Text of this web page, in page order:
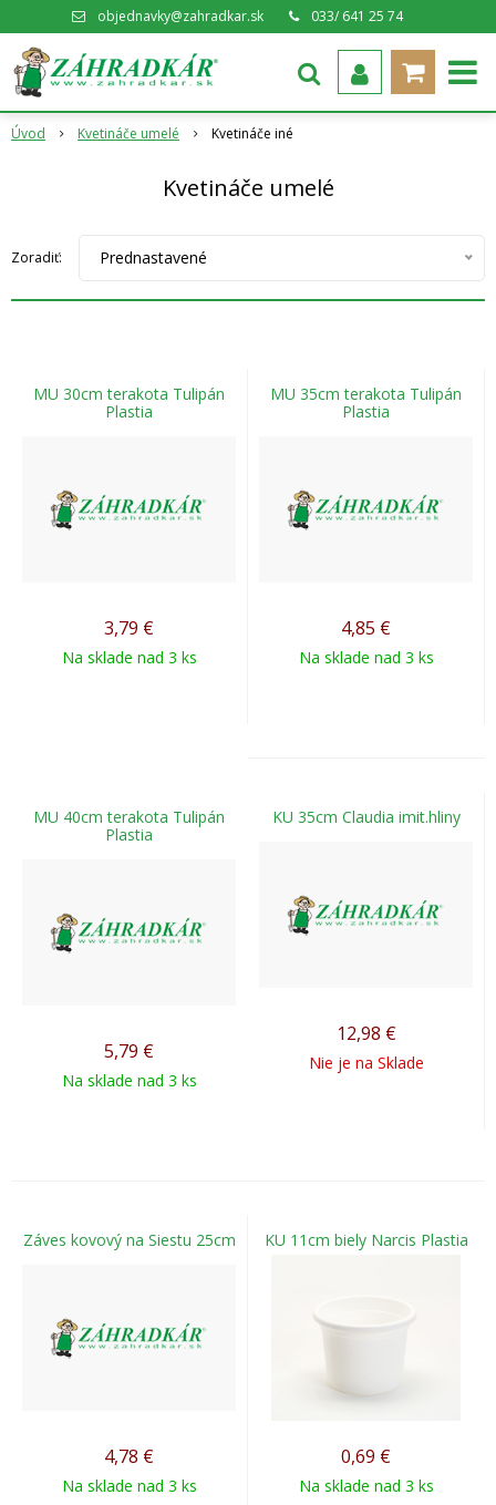
objednavky@zahradkar.sk 033/ 641 25 74
Úvod Kvetináče umelé Kvetináče iné
Kvetináče umelé
Zoradiť: Prednastavené
MU 30cm terakota Tulipán
Plastia
3,79 €
Na sklade nad 3 ks
MU 35cm terakota Tulipán
Plastia
4,85 €
Na sklade nad 3 ks
MU 40cm terakota Tulipán
Plastia
5,79 €
Na sklade nad 3 ks
KU 35cm Claudia imit.hliny
12,98 €
Nie je na Sklade
Záves kovový na Siestu 25cm
4,78 €
Na sklade nad 3 ks
KU 11cm biely Narcis Plastia
0,69 €
Na sklade nad 3 ks